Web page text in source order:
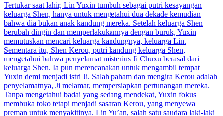
Tertukar saat lahir, Lin Yuxin tumbuh sebagai putri kesayangan
keluarga Shen, hanya untuk mengetahui dua dekade kemudian
bahwa dia bukan anak kandung mereka. Setelah keluarga Shen
berubah dingin dan memperlakukannya dengan buruk, Yuxin
memutuskan mencari keluarga kandungnya, keluarga Lin.
Sementara itu, Shen Kerou, putri kandung keluarga Shen,
mengetahui bahwa penyelamat misterius Ji Chuxu berasal dari
keluarga Shen. Ia pun merencanakan untuk mengambil tempat
Yuxin demi menjadi istri Ji. Salah paham dan mengira Kerou adalah
penyelamatnya, Ji melamar, mempersiapkan pertunangan mereka.
Tanpa mengetahui badai yang sedang mendekat, Yuxin fokus
membuka toko tetapi menjadi sasaran Kerou, yang menyewa
preman untuk menyakitinya. Lin Yu’an, salah satu saudara laki-laki